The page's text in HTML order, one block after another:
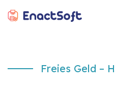
Freies Geld –